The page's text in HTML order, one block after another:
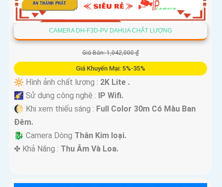
CAMERA DH-F3D-PV DAHUA CHẤT LƯỢNG
Giá Bán: 1,042,000 ₫
Giá Khuyến Mại: 5%-35%
🔆 Hình ảnh chất lượng : 2K Lite .
🌠 Sử dụng công nghệ :
IP Wifi.
🌔 Khi xem thiếu sáng : Full Color 30m Có Màu Ban
Ðêm.
🐉️ Camera Dòng Thân Kim loại.
️✤ Khả Năng : Thu Âm Và Loa.